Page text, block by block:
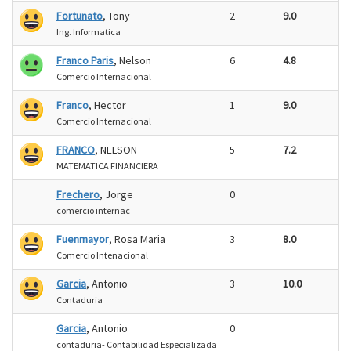
Fortunato, Tony
Ing. Informatica
2 9.0
Franco Paris, Nelson
Comercio Internacional
6 4.8
Franco, Hector
Comercio Internacional
1 9.0
FRANCO, NELSON
MATEMATICA FINANCIERA
5 7.2
Frechero, Jorge
comercio internac
0
Fuenmayor, Rosa Maria
Comercio Intenacional
3 8.0
Garcia, Antonio
Contaduria
3 10.0
Garcia, Antonio
contaduria- Contabilidad Especializada
0